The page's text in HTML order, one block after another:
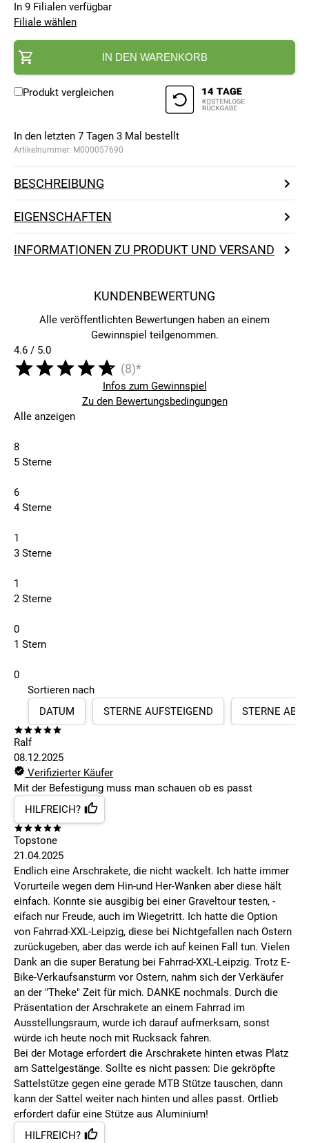
In 9 Filialen verfügbar
Filiale wählen
IN DEN WARENKORB
Produkt vergleichen
In den letzten 7 Tagen 3 Mal bestellt
Artikelnummer: M000057690
BESCHREIBUNG
EIGENSCHAFTEN
INFORMATIONEN ZU PRODUKT UND VERSAND
KUNDENBEWERTUNG
Alle veröffentlichten Bewertungen haben an einem
Gewinnspiel teilgenommen.
4.6 / 5.0
(8)*
Infos zum Gewinnspiel
Zu den Bewertungsbedingungen
Alle anzeigen
8
5 Sterne
6
4 Sterne
1
3 Sterne
1
2 Sterne
0
1 Stern
0
Sortieren nach
DATUM
STERNE AUFSTEIGEND STERNE
Ralf
08.12.2025
Verifizierter Käufer
Mit der Befestigung muss man schauen ob es passt
HILFREICH?
Topstone
21.04.2025
Endlich eine Arschrakete, die nicht wackelt. Ich hatte immer
Vorurteile wegen dem Hin-und Her-Wanken aber diese hält
einfach. Konnte sie ausgibig bei einer Graveltour testen, -
eifach nur Freude, auch im Wiegetritt. Ich hatte die Option
von Fahrrad-XXL-Leipzig, diese bei Nichtgefallen nach Ostern
zurückugeben, aber das werde ich auf keinen Fall tun. Vielen
Dank an die super Beratung bei Fahrrad-XXL-Leipzig. Trotz E-
Bike-Verkaufsansturm vor Ostern, nahm sich der Verkäufer
an der "Theke" Zeit für mich. DANKE nochmals. Durch die
Präsentation der Arschrakete an einem Fahrrad im
Ausstellungsraum, wurde ich darauf aufmerksam, sonst
würde ich heute noch mit Rucksack fahren.
Bei der Motage erfordert die Arschrakete hinten etwas Platz
am Sattelgestänge. Sollte es nicht passen: Die gekröpfte
Sattelstütze gegen eine gerade MTB Stütze tauschen, dann
kann der Sattel weiter nach hinten und alles passt. Ortlieb
erfordert dafür eine Stütze aus Aluminium!
HILFREICH?